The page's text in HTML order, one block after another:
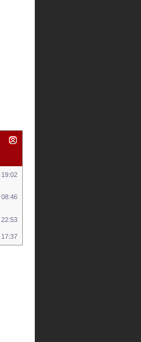
19:02
08:46
22:53
17:37